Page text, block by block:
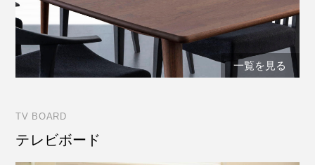
一覧を見る
TV BOARD
テレビボード